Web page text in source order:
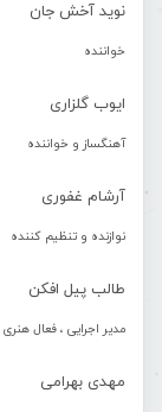
نوید آخش جان
خواننده
ایوب گلزاری
آهنگساز و خواننده
آرشام غفوری
نوازنده و تنظیم کننده
طالب پیل افکن
مدیر اجرایی ، فعال هنری
مهدی بهرامی